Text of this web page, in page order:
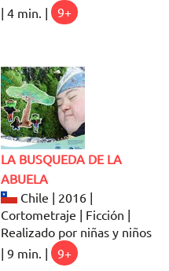
| 4 min. |
9+
LA BUSQUEDA DE LA
ABUELA
Chile | 2016 |
Cortometraje | Ficción |
Realizado por niñas y niños
| 9 min. |
9+